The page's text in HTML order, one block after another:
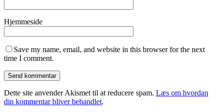
Hjemmeside
Save my name, email, and website in this browser for the next
time I comment.
Dette site anvender Akismet til at reducere spam. Læs om hvordan
din kommentar bliver behandlet.